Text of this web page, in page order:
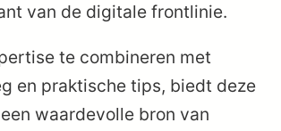
van de digitale frontlinie.
te combineren met
en praktische tips, biedt deze
waardevolle bron van